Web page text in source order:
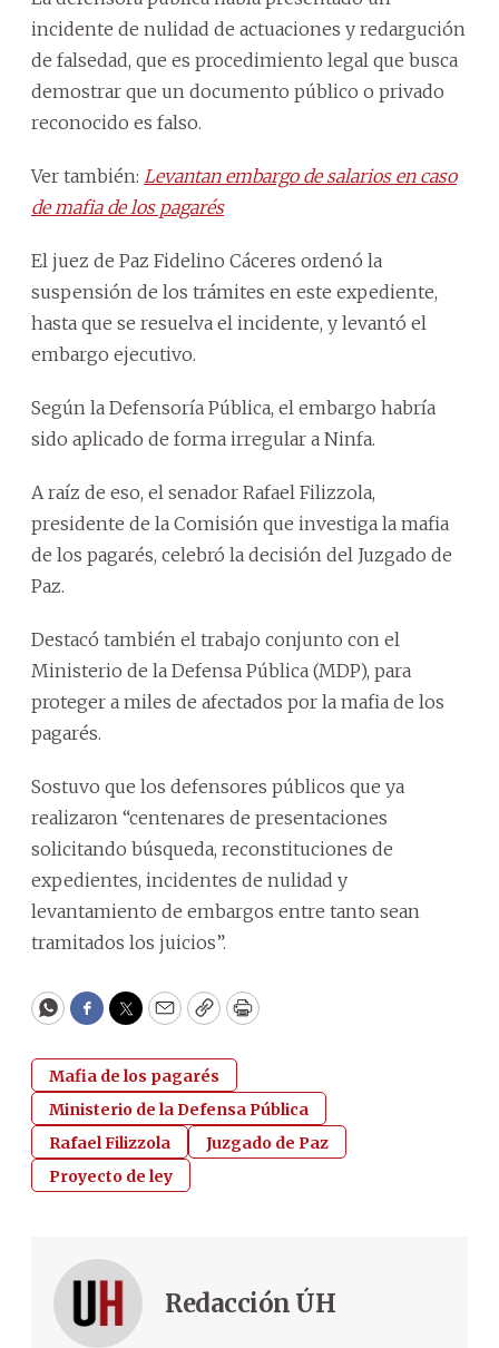
incidente de nulidad de actuaciones y redargución
de falsedad, que es procedimiento legal que busca
demostrar que un documento público o privado
reconocido es falso.
Ver también: Levantan embargo de salarios en caso
de mafia de los pagarés
El juez de Paz Fidelino Cáceres ordenó la
suspensión de los trámites en este expediente,
hasta que se resuelva el incidente, y levantó el
embargo ejecutivo.
Según la Defensoría Pública, el embargo habría
sido aplicado de forma irregular a Ninfa.
A raíz de eso, el senador Rafael Filizzola,
presidente de la Comisión que investiga la mafia
de los pagarés, celebró la decisión del Juzgado de
Paz.
Destacó también el trabajo conjunto con el
Ministerio de la Defensa Pública (MDP), para
proteger a miles de afectados por la mafia de los
pagarés.
Sostuvo que los defensores públicos que ya
realizaron “centenares de presentaciones
solicitando búsqueda, reconstituciones de
expedientes, incidentes de nulidad y
levantamiento de embargos entre tanto sean
tramitados los juicios”.
WhatsApp
Facebook
Twitter
EmailCopyPrint
Mafia de los pagarés
Ministerio de la Defensa Pública
Rafael Filizzola
Juzgado de Paz
Proyecto de ley
Redacción ÚH